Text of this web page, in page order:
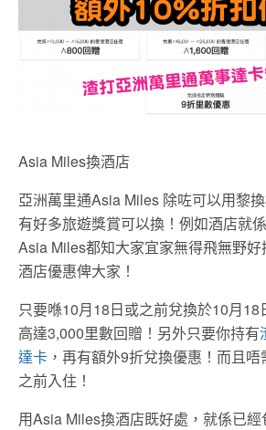
Asia Miles換酒店
亞洲萬里通Asia Miles 除咗可以用黎
有好多旅遊獎賞可以換！例如酒店就
Asia Miles都知大家宜家無得飛無野
酒店優惠俾大家！
只要喺10月18日或之前兌換於10月18
高達3,000里數回贈！另外只要你持有
達卡 ，再有額外9折兌換優惠！而且
之前入住！
用Asia Miles換酒店既好處，就係已